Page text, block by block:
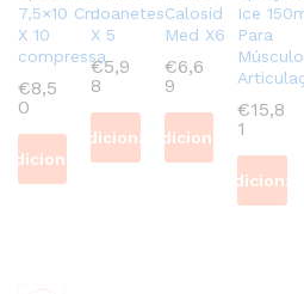
7,5×10 Cm
X 10
compressa
€8,5
0
Adicionar
Joanetes
X 5
€5,9
8
Adicionar
Calosid
Med X6
€6,6
9
Adicionar
Ice
Para
€15,8
1
Adicionar